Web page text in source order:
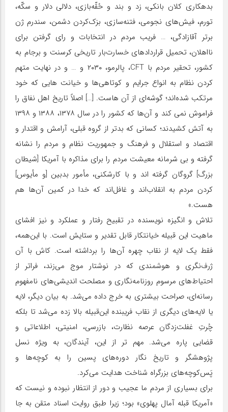
بدهکاری کلان بانکی، زد و بند و حُقّه‌بازی، دلالی دلار و سکّه،
تورم، فیش‌های نجومی، فتنه‌سازی، بزک‌کردن دشمن، سندرم ژن
برتر آقازادگی، … فریب مردم در انتخابات و رای گرفتن برای
نااهلان، تحمیل قراردادهای خسارت‌بار تاریخی کرسنت و برجام به
کشور، تحقیر مردم با CFT، پالرمو، ۲۰۳۰ و … و در نهایت متهم
کردن نظام به انواع جرایم و کوتاهی‌ها و خیانت هایی که خود
مرتکب شده‌اند؛ گوشه‌ای از آن هاست. […] اصلاً تاریخ اهل نفاق را
فراموش نمی کند و آن‌ها که کشور را در سال ۱۳۷۸، ۱۳۸۸ و ۱۳۹۸
به آتش کشیدند؛ کسانی که بدتر از گروه قبلی، آرامش و اقتدار و
اقتصاد و استقلال و فرهنگ و جمهوریت نظام و مردم را نشانه
گرفته و بی شرمانه معیشت مردم را برای مذاکره با آمریکا [شیطان
بزرگ] گروگان گرفته اند و با کارشکنی، مأمور بدبین [و مأیوس]
کردن مردم به انقلاب‌اند و غافل‌اند که خدا در کمین آن‌ها هم
هست.»
تلاش و انگیزه نویسنده در تقبیح رفتار و عملکرد و نیز افشای
ماهیت این قبیله خیانتکار قابل تقدیر و ستایش است. با این‌همه،
فقط یک لایه از نقاب چهره آن‌ها را برداشته است. کاش با آن
ژرف‌نگری و هوشمندی که در نوشتار موج می‌زند، فراتر از
احتیاط‌های مرسوم روزنامه‌نگاری و مصلحت اندیشی‌های نامفهوم
رسانه‌ای، صراحت بیشتری به خرج داده می‌شد. به بیان دیگر، لایه
یا لایه‌های دیگری از نقاب فریبنده این‌قبیله بالا زده می‌شد تا بلکه
چُرتِ غفلت‌زدگان عرصه نظارت، بازرسی، امنیتی، اطلاعاتی و
قضایی پاره می‌شد. مهم تر از این، آیندگان، به ویژه نسل
پژوهشگر و تاریخ نگار دوره‌های پسین را به کوچه‌ها و
پَس‌کوچه‌های بزرگراه شناخت هدایت می‌کرد.
برای بسیاری از مردم ما عجیب و دور از انتظار نبوده و نیست که
«آمریکا قبله آمال پهلوی» بود؛ زیرا طبق روایت اسناد متقن به جا